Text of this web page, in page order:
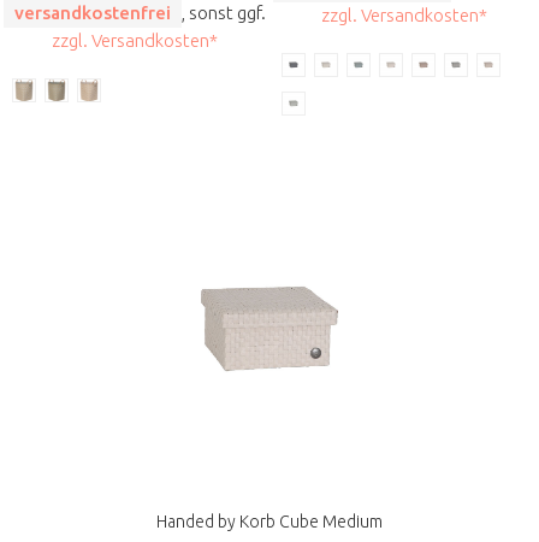
versandkostenfrei
, sonst ggf.
zzgl. Versandkosten*
zzgl. Versandkosten*
Handed by Korb Cube Medium